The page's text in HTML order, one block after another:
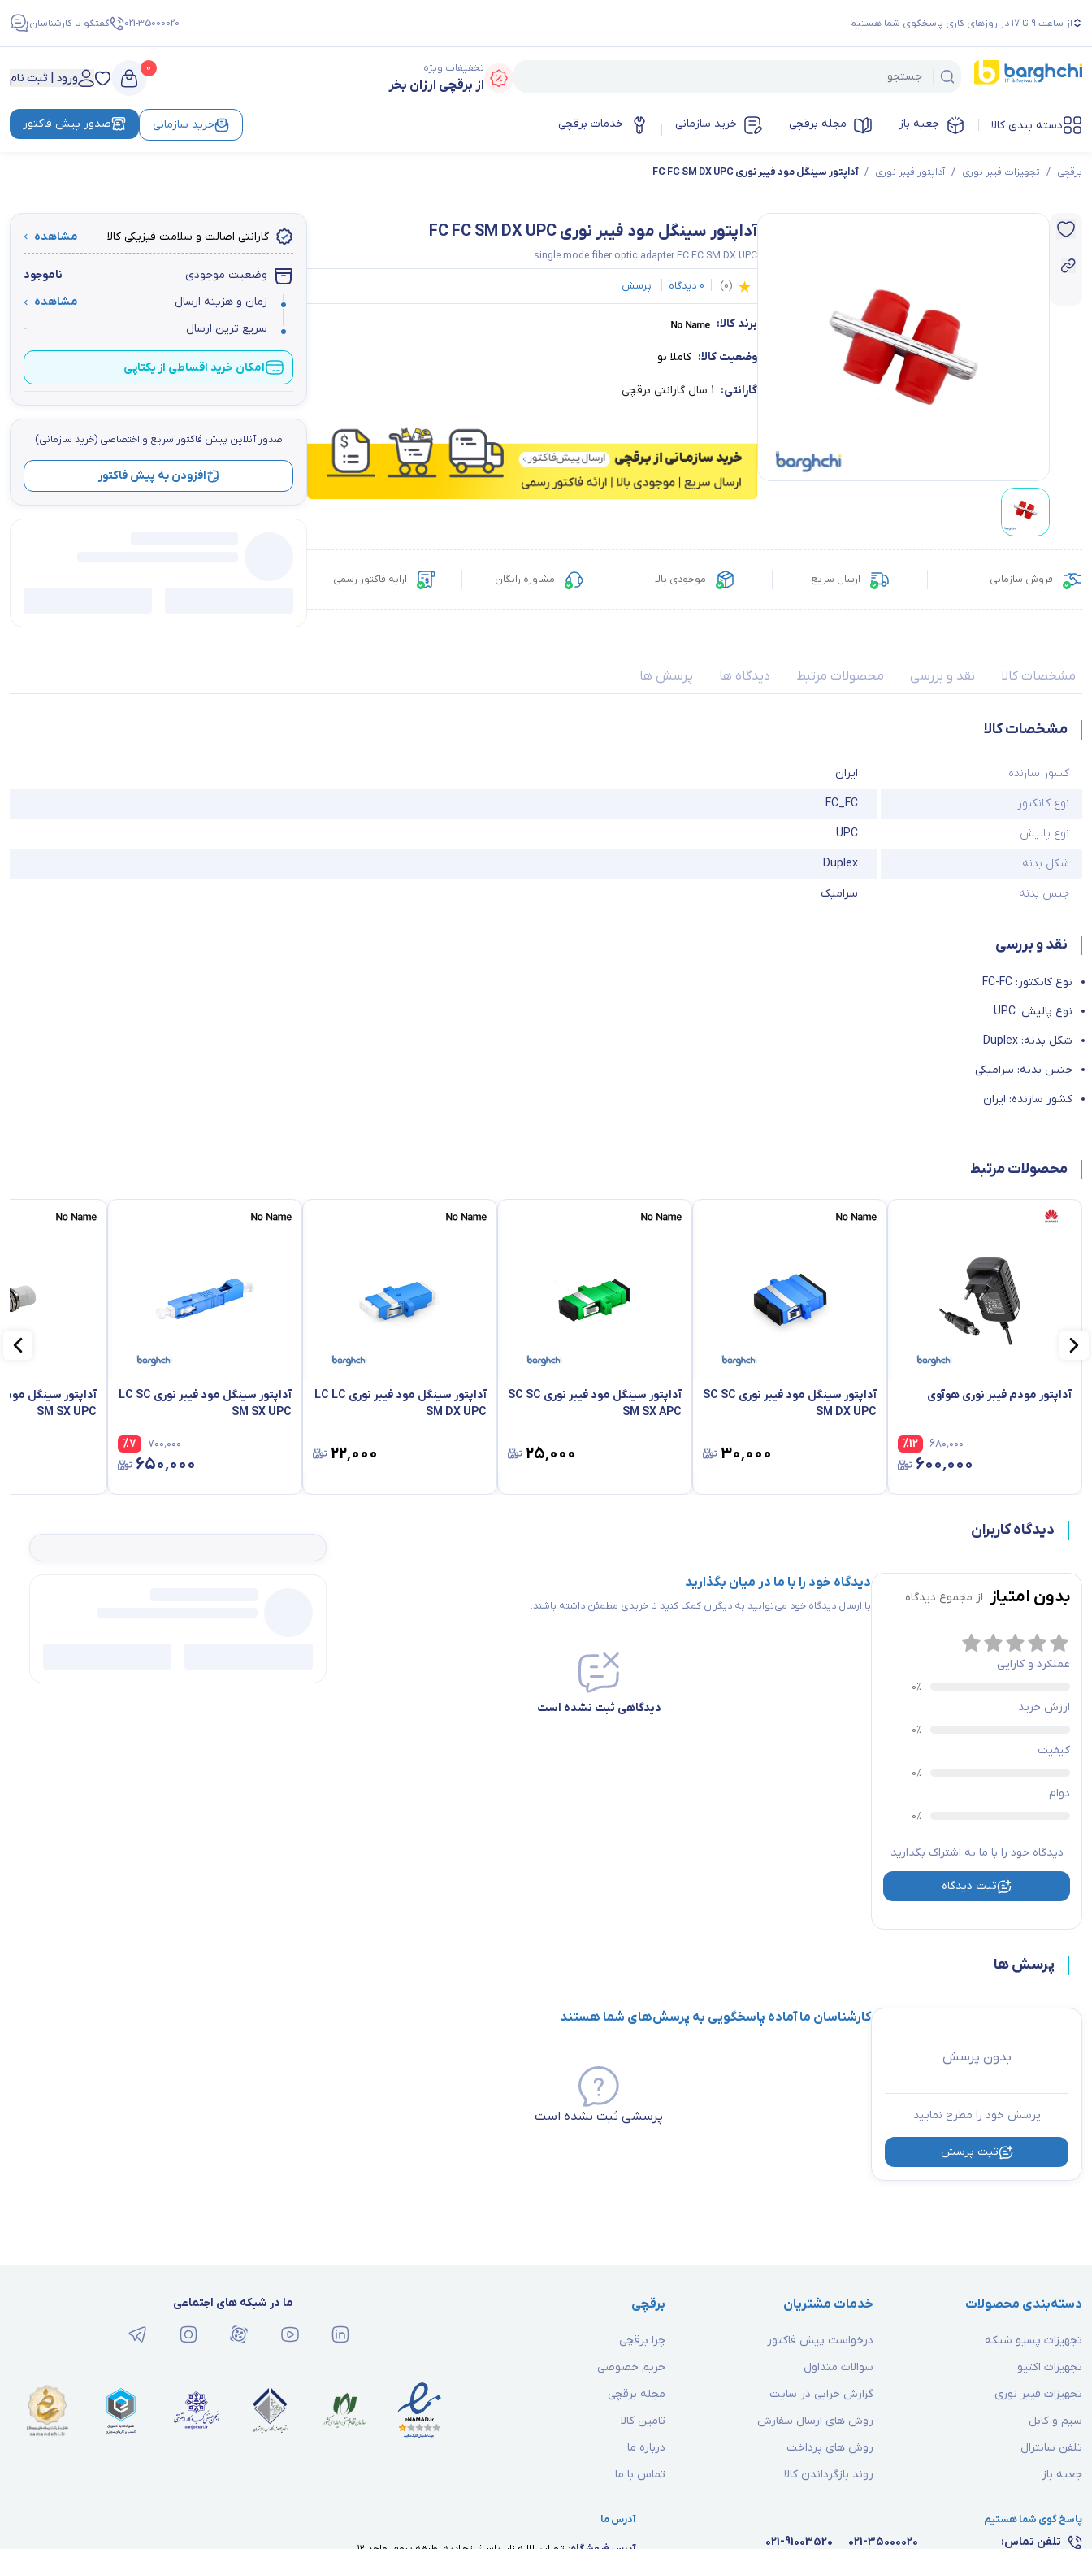
از ساعت 9 تا 17 در روزهای کاری پاسخگوی شما هستیم 021-35000020 گفتگو با کارشناسان
تخفیفات ویژه
از برقچی ارزان بخر
0
ورود | ثبت نام
دسته بندی کالا جعبه باز مجله برقچی خرید سازمانی خدمات برقچی خرید سازمانی صدور پیش فاکتور
برقچی / تجهیزات فیبر نوری / آداپتور فیبر نوری / آداپتور سینگل مود فیبر نوری FC FC SM DX UPC
آداپتور سینگل مود فیبر نوری FC FC SM DX UPC
single mode fiber optic adapter FC FC SM DX UPC
(
0
)
0 دیدگاه پرسش
برند کالا:
وضعیت کالا: کاملا نو
گارانتی: 1 سال گارانتی برقچی
فروش سازمانی ارسال سریع موجودی بالا مشاوره رایگان ارایه فاکتور رسمی
گارانتی اصالت و سلامت فیزیکی کالا مشاهده
وضعیت موجودی
ناموجود
زمان و هزینه ارسال
مشاهده
سریع ترین ارسال
-
امکان خرید اقساطی از یکتاپی
صدور آنلاین پيش فاكتور سریع و اختصاصي (خرید سازمانی)
افزودن به پیش فاکتور
مشخصات کالا نقد و بررسی محصولات مرتبط دیدگاه ها پرسش ها
مشخصات کالا
کشور سازنده
ایران
نوع کانکتور
FC_FC
نوع پالیش
UPC
شکل بدنه
Duplex
جنس بدنه
سرامیک
نقد و بررسی
نوع کانکتور: FC-FC
نوع پالیش: UPC
شکل بدنه: Duplex
جنس بدنه: سرامیکی
کشور سازنده: ایران
محصولات مرتبط
آداپتور مودم فیبر نوری هوآوی
۶۸۰٬۰۰۰ %12
۶۰۰٬۰۰۰
آداپتور سینگل مود فیبر نوری SC SC
SM DX UPC
۳۰٬۰۰۰
آداپتور سینگل مود فیبر نوری SC SC
SM SX APC
۲۵٬۰۰۰
آداپتور سینگل مود فیبر نوری LC LC
SM DX UPC
۲۲٬۰۰۰
آداپتور سینگل مود فیبر نوری LC SC
SM SX UPC
۷۰۰٬۰۰۰ %7
۶۵۰٬۰۰۰
SM SX UPC
دیدگاه کاربران
بدون امتیاز از مجموع دیدگاه
عملکرد و کارایی
ارزش خرید
کیفیت
دوام
دیدگاه خود را با ما به اشتراک بگذارید
ثبت دیدگاه
دیدگاه خود را با ما در میان بگذارید
با ارسال دیدگاه خود می‌توانید به دیگران کمک کنید تا خریدی مطمئن داشته باشند.
دیدگاهی ثبت نشده است
پرسش ها
بدون پرسش
پرسش خود را مطرح نمایید
ثبت پرسش
کارشناسان ما آماده پاسخگویی به پرسش‌های شما هستند
پرسشی ثبت نشده است
دسته‌بندی محصولات
تجهیزات پسیو شبکه
تجهیزات اکتیو
تجهیزات فیبر نوری
سیم و کابل
تلفن سانترال
جعبه باز
خدمات مشتریان
درخواست پیش فاکتور
سوالات متداول
گزارش خرابی در سایت
روش های ارسال سفارش
روش های پرداخت
روند بازگرداندن کالا
برقچی
چرا برقچی
حریم خصوصی
مجله برقچی
تامین کالا
درباره ما
تماس با ما
ما در شبکه های اجتماعی
پاسخ گوی شما هستیم
تلفن تماس: 021-35000020
021-91003520
آدرس ما